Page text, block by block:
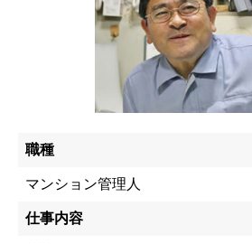
職種
マンション管理人
仕事内容